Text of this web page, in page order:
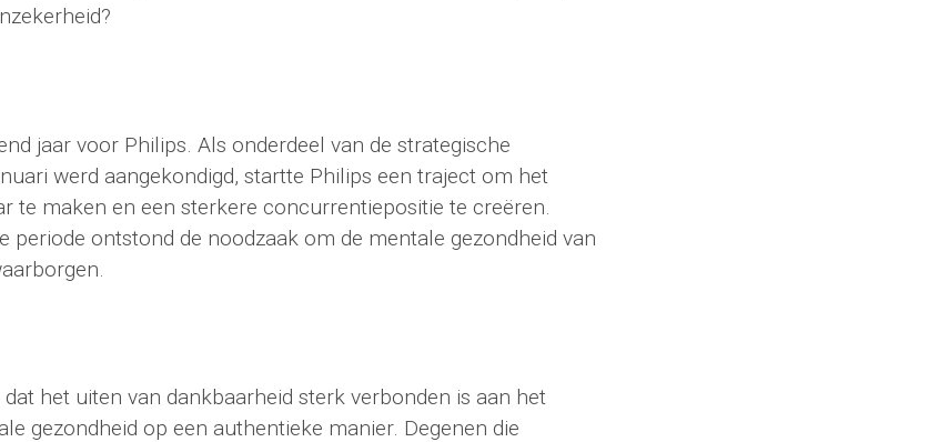
jaar voor Philips. Als onderdeel van de strategische
werd aangekondigd, startte Philips een traject om het
te maken en een sterkere concurrentiepositie te creëren.
periode ontstond de noodzaak om de mentale gezondheid van
het uiten van dankbaarheid sterk verbonden is aan het
gezondheid op een authentieke manier. Degenen die